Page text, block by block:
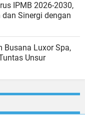
IPMB 2026-2030,
Sinergi dengan
Busana Luxor Spa,
Unsur